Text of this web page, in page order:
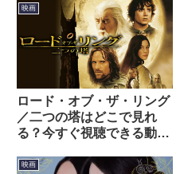
映画
ロード・オブ・ザ・リング
／二つの塔はどこで見れ
る？今すぐ視聴できる動画
映画